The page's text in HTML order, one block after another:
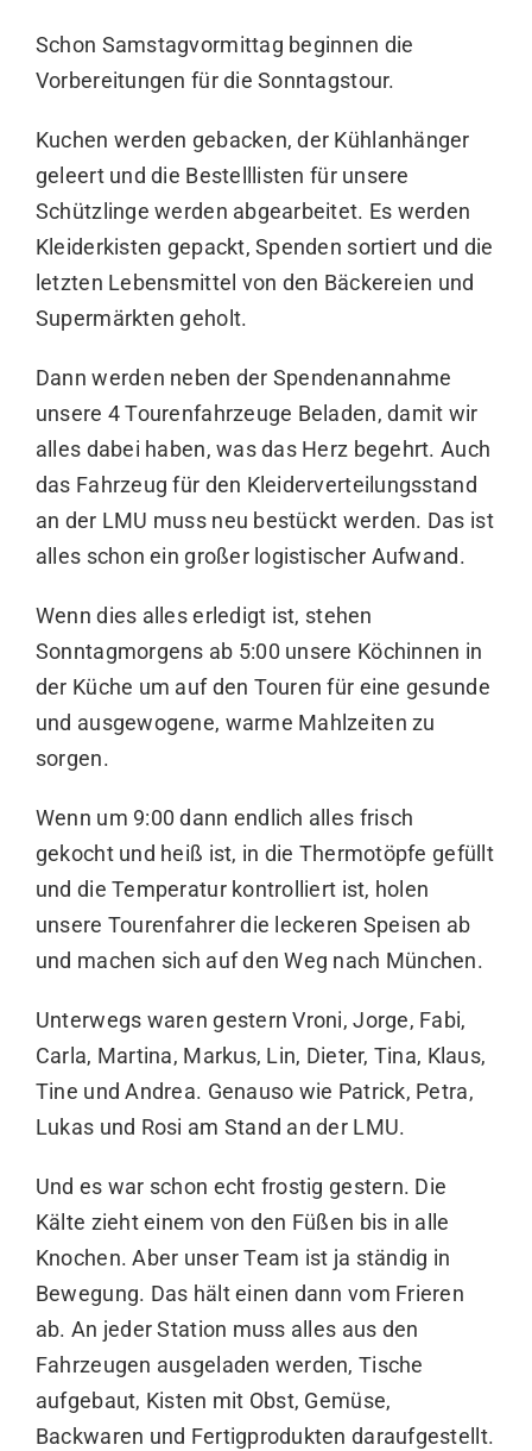
Schon Samstagvormittag beginnen die
Vorbereitungen für die Sonntagstour.
Kuchen werden gebacken, der Kühlanhänger
geleert und die Bestelllisten für unsere
Schützlinge werden abgearbeitet. Es werden
Kleiderkisten gepackt, Spenden sortiert und die
letzten Lebensmittel von den Bäckereien und
Supermärkten geholt.
Dann werden neben der Spendenannahme
unsere 4 Tourenfahrzeuge Beladen, damit wir
alles dabei haben, was das Herz begehrt. Auch
das Fahrzeug für den Kleiderverteilungsstand
an der LMU muss neu bestückt werden. Das ist
alles schon ein großer logistischer Aufwand.
Wenn dies alles erledigt ist, stehen
Sonntagmorgens ab 5:00 unsere Köchinnen in
der Küche um auf den Touren für eine gesunde
und ausgewogene, warme Mahlzeiten zu
sorgen.
Wenn um 9:00 dann endlich alles frisch
gekocht und heiß ist, in die Thermotöpfe gefüllt
und die Temperatur kontrolliert ist, holen
unsere Tourenfahrer die leckeren Speisen ab
und machen sich auf den Weg nach München.
Unterwegs waren gestern Vroni, Jorge, Fabi,
Carla, Martina, Markus, Lin, Dieter, Tina, Klaus,
Tine und Andrea. Genauso wie Patrick, Petra,
Lukas und Rosi am Stand an der LMU.
Und es war schon echt frostig gestern. Die
Kälte zieht einem von den Füßen bis in alle
Knochen. Aber unser Team ist ja ständig in
Bewegung. Das hält einen dann vom Frieren
ab. An jeder Station muss alles aus den
Fahrzeugen ausgeladen werden, Tische
aufgebaut, Kisten mit Obst, Gemüse,
Backwaren und Fertigprodukten daraufgestellt.